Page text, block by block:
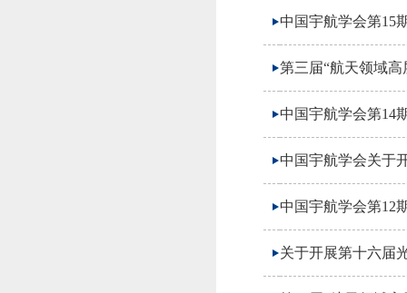
中国宇航学会第15
第三届“航天领域
中国宇航学会第14
中国宇航学会关于
中国宇航学会第12
关于开展第十六届